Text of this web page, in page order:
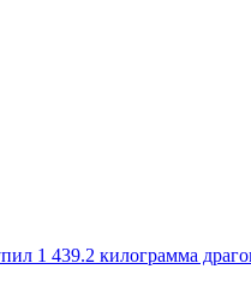
1 439.2 килограмма